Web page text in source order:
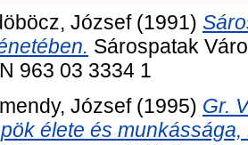
József(1991)
Sárospatak
963 03 3334 1
József(1995) Gr.
élete és